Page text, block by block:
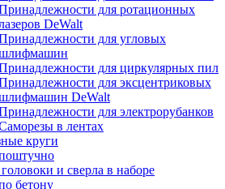
для ротационных
DeWalt
для угловых
для циркулярных пил
для эксцентриковых
DeWalt
для электрорубанков
в лентах
круги
и сверла в наборе
бетону